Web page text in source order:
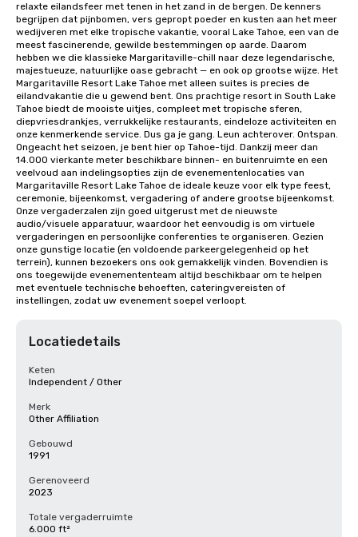
relaxte eilandsfeer met tenen in het zand in de bergen. De kenners
begrijpen dat pijnbomen, vers gepropt poeder en kusten aan het meer
wedijveren met elke tropische vakantie, vooral Lake Tahoe, een van de
meest fascinerende, gewilde bestemmingen op aarde. Daarom
hebben we die klassieke Margaritaville-chill naar deze legendarische,
majestueuze, natuurlijke oase gebracht — en ook op grootse wijze. Het
Margaritaville Resort Lake Tahoe met alleen suites is precies de
eilandvakantie die u gewend bent. Ons prachtige resort in South Lake
Tahoe biedt de mooiste uitjes, compleet met tropische sferen,
diepvriesdrankjes, verrukkelijke restaurants, eindeloze activiteiten en
onze kenmerkende service. Dus ga je gang. Leun achterover. Ontspan.
Ongeacht het seizoen, je bent hier op Tahoe-tijd. Dankzij meer dan
14.000 vierkante meter beschikbare binnen- en buitenruimte en een
veelvoud aan indelingsopties zijn de evenementenlocaties van
Margaritaville Resort Lake Tahoe de ideale keuze voor elk type feest,
ceremonie, bijeenkomst, vergadering of andere grootse bijeenkomst.
Onze vergaderzalen zijn goed uitgerust met de nieuwste
audio/visuele apparatuur, waardoor het eenvoudig is om virtuele
vergaderingen en persoonlijke conferenties te organiseren. Gezien
onze gunstige locatie (en voldoende parkeergelegenheid op het
terrein), kunnen bezoekers ons ook gemakkelijk vinden. Bovendien is
ons toegewijde evenemententeam altijd beschikbaar om te helpen
met eventuele technische behoeften, cateringvereisten of
instellingen, zodat uw evenement soepel verloopt.
Locatiedetails
Keten
Independent / Other
Merk
Other Affiliation
Gebouwd
1991
Gerenoveerd
2023
Totale vergaderruimte
6.000 ft²